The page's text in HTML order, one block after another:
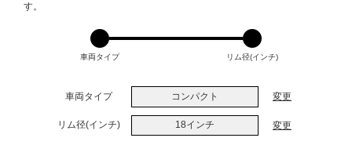
す。
車両タイプ リム径(インチ)
車両タイプ コンパクト 変更
リム径(インチ) 18インチ 変更